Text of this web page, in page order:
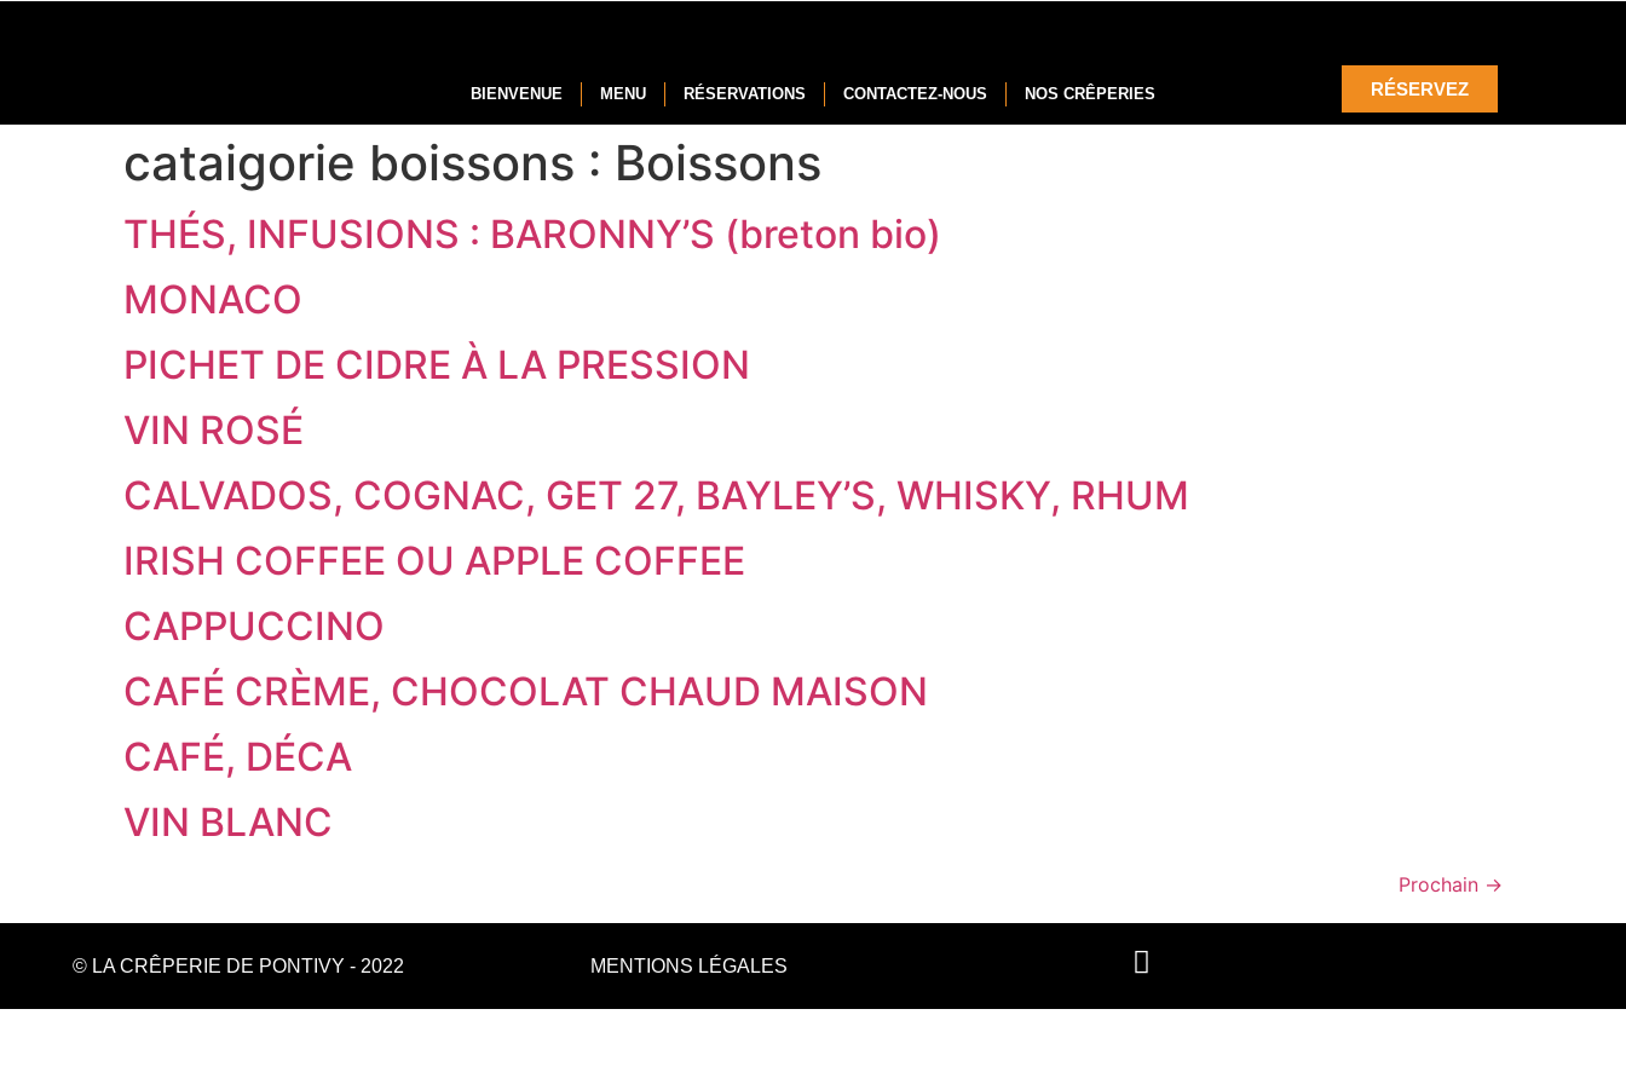
BIENVENUE MENU RÉSERVATIONS CONTACTEZ-NOUS NOS CRÊPERIES RÉSERVEZ
cataigorie boissons : Boissons
THÉS, INFUSIONS : BARONNY’S (breton bio)
MONACO
PICHET DE CIDRE À LA PRESSION
VIN ROSÉ
CALVADOS, COGNAC, GET 27, BAYLEY’S, WHISKY, RHUM
IRISH COFFEE OU APPLE COFFEE
CAPPUCCINO
CAFÉ CRÈME, CHOCOLAT CHAUD MAISON
CAFÉ, DÉCA
VIN BLANC
Prochain →
© LA CRÊPERIE DE PONTIVY - 2022 MENTIONS LÉGALES